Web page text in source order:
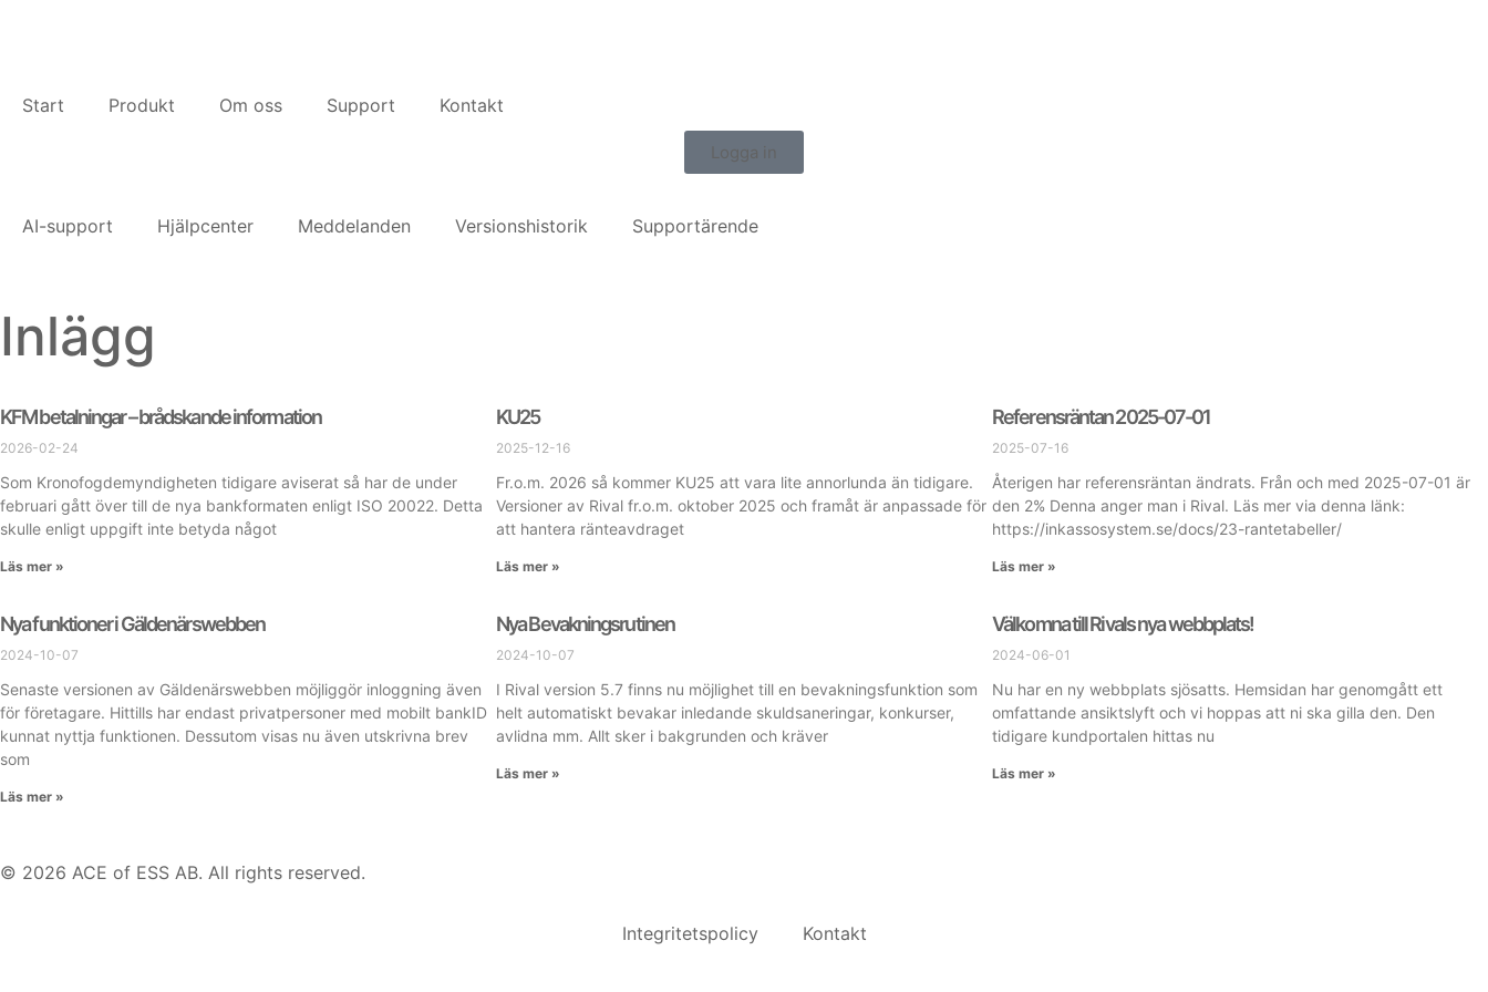
Start Produkt Om oss Support Kontakt
Logga in
AI-support Hjälpcenter Meddelanden Versionshistorik Supportärende
Inlägg
KFM betalningar – brådskande information
2026-02-24
Som Kronofogdemyndigheten tidigare aviserat så har de under
februari gått över till de nya bankformaten enligt ISO 20022. Detta
skulle enligt uppgift inte betyda något
Läs mer »
KU25
2025-12-16
Fr.o.m. 2026 så kommer KU25 att vara lite annorlunda än tidigare.
Versioner av Rival fr.o.m. oktober 2025 och framåt är anpassade för
att hantera ränteavdraget
Läs mer »
Referensräntan 2025-07-01
2025-07-16
Återigen har referensräntan ändrats. Från och med 2025-07-01 är
den 2% Denna anger man i Rival. Läs mer via denna länk:
https://inkassosystem.se/docs/23-rantetabeller/
Läs mer »
Nya funktioner i Gäldenärswebben
2024-10-07
Senaste versionen av Gäldenärswebben möjliggör inloggning även
för företagare. Hittills har endast privatpersoner med mobilt bankID
kunnat nyttja funktionen. Dessutom visas nu även utskrivna brev
som
Läs mer »
Nya Bevakningsrutinen
2024-10-07
I Rival version 5.7 finns nu möjlighet till en bevakningsfunktion som
helt automatiskt bevakar inledande skuldsaneringar, konkurser,
avlidna mm. Allt sker i bakgrunden och kräver
Läs mer »
Välkomna till Rivals nya webbplats!
2024-06-01
Nu har en ny webbplats sjösatts. Hemsidan har genomgått ett
omfattande ansiktslyft och vi hoppas att ni ska gilla den. Den
tidigare kundportalen hittas nu
Läs mer »
© 2026 ACE of ESS AB. All rights reserved.
Integritetspolicy Kontakt